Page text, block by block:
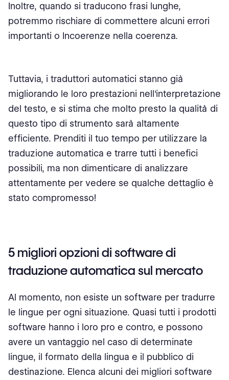
Inoltre, quando si traducono frasi lunghe,
potremmo rischiare di commettere alcuni errori
importanti o Incoerenze nella coerenza.
Tuttavia, i traduttori automatici stanno già
migliorando le loro prestazioni nell'interpretazione
del testo, e si stima che molto presto la qualità di
questo tipo di strumento sarà altamente
efficiente. Prenditi il tuo tempo per utilizzare la
traduzione automatica e trarre tutti i benefici
possibili, ma non dimenticare di analizzare
attentamente per vedere se qualche dettaglio è
stato compromesso!
5 migliori opzioni di software di
traduzione automatica sul mercato
Al momento, non esiste un software per tradurre
le lingue per ogni situazione. Quasi tutti i prodotti
software hanno i loro pro e contro, e possono
avere un vantaggio nel caso di determinate
lingue, il formato della lingua e il pubblico di
destinazione. Elenca alcuni dei migliori software